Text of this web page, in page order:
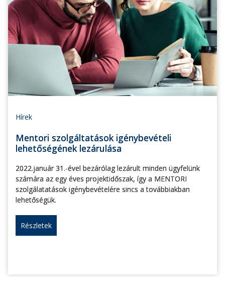
Hírek
Mentori szolgáltatások igénybevételi
lehetőségének lezárulása
2022.január 31.-ével bezárólag lezárult minden ügyfelünk
számára az egy éves projektidőszak, így a MENTORI
szolgálatatások igénybevételére sincs a továbbiakban
lehetőségük.
Részletek